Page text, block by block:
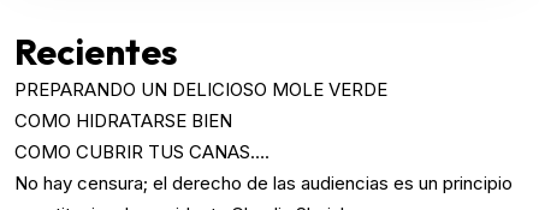
Recientes
PREPARANDO UN DELICIOSO MOLE VERDE
COMO HIDRATARSE BIEN
COMO CUBRIR TUS CANAS….
No hay censura; el derecho de las audiencias es un principio